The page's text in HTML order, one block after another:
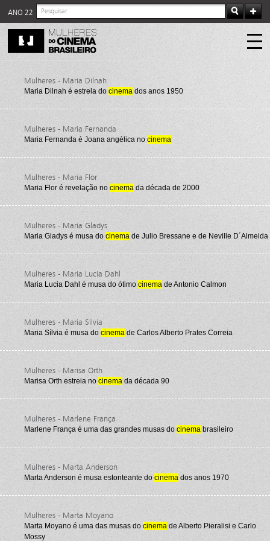
ANO 22
Mulheres - Maria Dilnah
Maria Dilnah é estrela do cinema dos anos 1950
Mulheres - Maria Fernanda
Maria Fernanda é Joana angélica no cinema
Mulheres - Maria Flor
Maria Flor é revelação no cinema da década de 2000
Mulheres - Maria Gladys
Maria Gladys é musa do cinema de Julio Bressane e de Neville D´Almeida
Mulheres - Maria Lucia Dahl
Maria Lucia Dahl é musa do ótimo cinema de Antonio Calmon
Mulheres - Maria Sílvia
Maria Sílvia é musa do cinema de Carlos Alberto Prates Correia
Mulheres - Marisa Orth
Marisa Orth estreia no cinema da década 90
Mulheres - Marlene França
Marlene França é uma das grandes musas docinema brasileiro
Mulheres - Marta Anderson
Marta Anderson é musa estonteante do cinema dos anos 1970
Mulheres - Marta Moyano
Marta Moyano é uma das musas do cinema de Alberto Pieralisi e Carlo
Mossy